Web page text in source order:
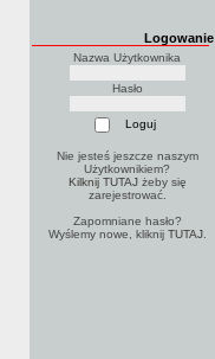
Logowanie
Nazwa Użytkownika
Hasło
Nie jesteś jeszcze naszym
Użytkownikiem?
Kilknij TUTAJżeby się
zarejestrować.
Zapomniane hasło?
Wyślemy nowe, kliknij TUTAJ.